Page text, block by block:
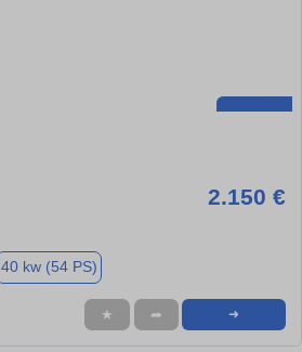
2.150 €
40 kw (54 PS)
★ ➦ ➜